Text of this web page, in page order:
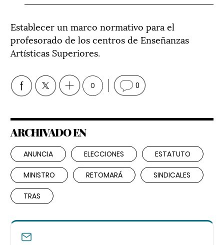
Establecer un marco normativo para el
profesorado de los centros de Enseñanzas
Artísticas Superiores.
0 0
ARCHIVADO EN
ANUNCIA ELECCIONES ESTATUTO
MINISTRO RETOMARÁ SINDICALES
TRAS